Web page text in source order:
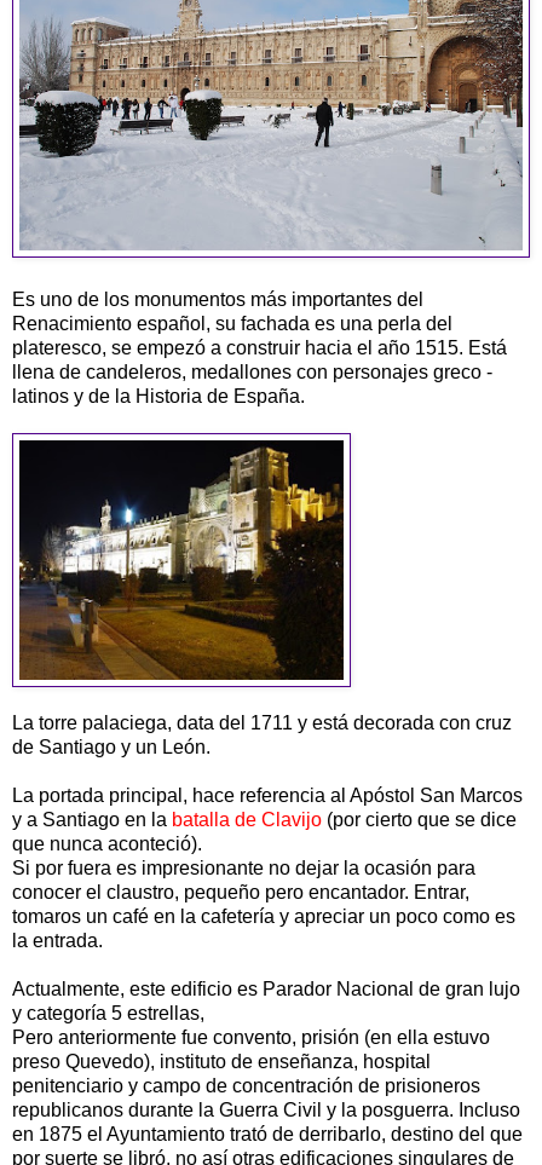
Es uno de los monumentos más importantes del
Renacimiento español, su fachada es una perla del
plateresco, se empezó a construir hacia el año 1515. Está
llena de candeleros, medallones con personajes greco -
latinos y de la Historia de España.
La torre palaciega, data del 1711 y está decorada con cruz
de Santiago y un León.
La portada principal, hace referencia al Apóstol San Marcos
y a Santiago en la batalla de Clavijo (por cierto que se dice
que nunca aconteció).
Si por fuera es impresionante no dejar la ocasión para
conocer el claustro, pequeño pero encantador. Entrar,
tomaros un café en la cafetería y apreciar un poco como es
la entrada.
Actualmente, este edificio es Parador Nacional de gran lujo
y categoría 5 estrellas,
Pero anteriormente fue convento, prisión (en ella estuvo
preso Quevedo), instituto de enseñanza, hospital
penitenciario y campo de concentración de prisioneros
republicanos durante la Guerra Civil y la posguerra. Incluso
en 1875 el Ayuntamiento trató de derribarlo, destino del que
por suerte se libró, no así otras edificaciones singulares de